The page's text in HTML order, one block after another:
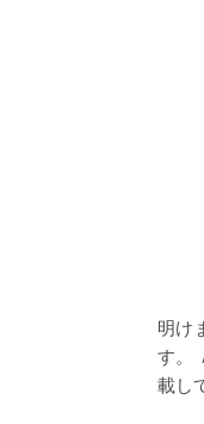
明け
す。
載し